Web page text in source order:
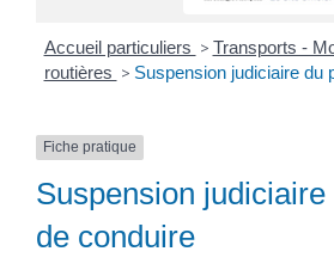
Accueil particuliers > Transports -
routières > Suspension judiciaire du
Fiche pratique
Suspension
de conduire